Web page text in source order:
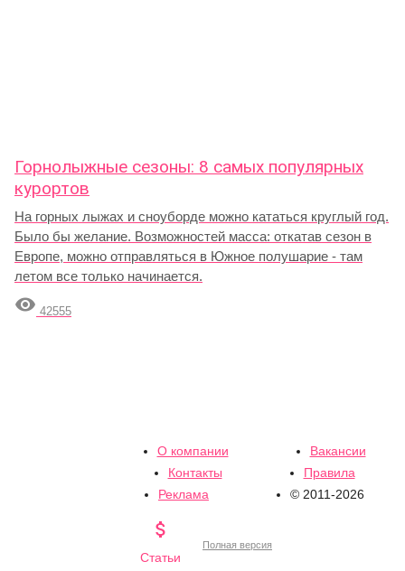
Горнолыжные сезоны: 8 самых популярных
курортов
На горных лыжах и сноуборде можно кататься круглый год.
Было бы желание. Возможностей масса: откатав сезон в
Европе, можно отправляться в Южное полушарие - там
летом все только начинается.
 42555
О компании
Вакансии
Контакты
Правила
Реклама
© 2011-2026

Статьи
Полная версия